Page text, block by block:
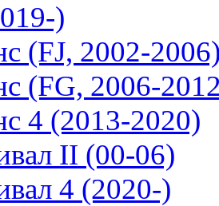
)
(FJ, 2002-
(FG, 2006-
4 (2013-2020)
II (00-06)
4 (2020-)